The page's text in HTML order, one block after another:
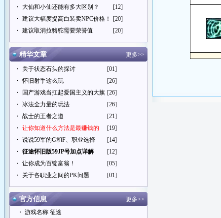
・
大仙和小仙还能有多大区别？
[12]
・
建议大幅度提高白装卖NPC价格！
[20]
・
建议取消拉骆驼需要荣誉值 [20]
精华文章 更多>>
・ 关于状态石头的探讨
[01]
・
怀旧射手这么玩
[26]
・
国产游戏当扛起爱国主义的大旗 [26]
・
冰法全力量的玩法
[26]
・
战士的王者之道
[21]
・
让你知道什么方法是最赚钱的
[19]
・
说说59军的G和F、职业选择
[14]
・
征途怀旧版59JP号加点详解
[12]
・
让你成为百锭富翁！
[05]
・
关于各职业之间的PK问题 [01]
官方信息
更多>>
・ 游戏名称 征途